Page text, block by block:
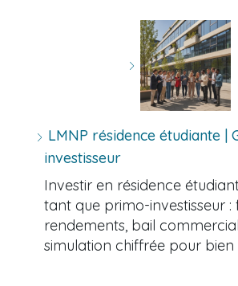
LMNP résidence étudiante |
investisseur
Investir en résidence
tant que primo-investisseur :
rendements, bail
simulation chiffrée pour bien